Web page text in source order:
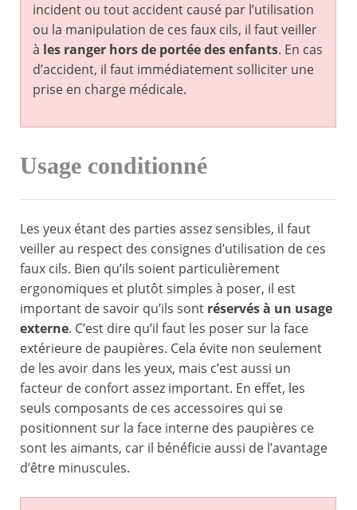
incident ou tout accident causé par l’utilisation
ou la manipulation de ces faux cils, il faut veiller
à les ranger hors de portée des enfants. En cas
d’accident, il faut immédiatement solliciter une
prise en charge médicale.
Usage conditionné
Les yeux étant des parties assez sensibles, il faut
veiller au respect des consignes d’utilisation de ces
faux cils. Bien qu’ils soient particulièrement
ergonomiques et plutôt simples à poser, il est
important de savoir qu’ils sont réservés à un usage
externe. C’est dire qu’il faut les poser sur la face
extérieure de paupières. Cela évite non seulement
de les avoir dans les yeux, mais c’est aussi un
facteur de confort assez important. En effet, les
seuls composants de ces accessoires qui se
positionnent sur la face interne des paupières ce
sont les aimants, car il bénéficie aussi de l’avantage
d’être minuscules.